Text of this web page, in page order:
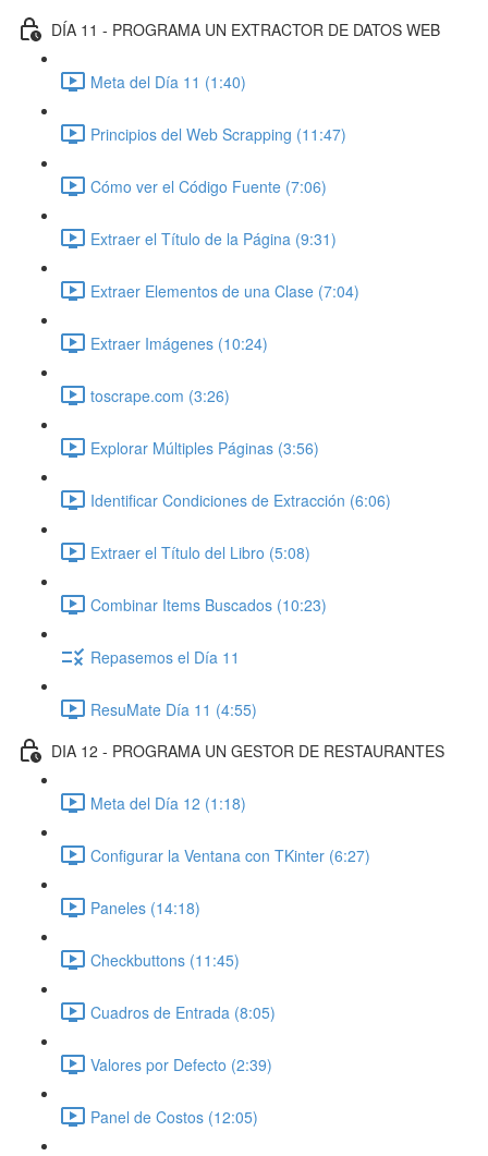
DÍA 11 - PROGRAMA UN EXTRACTOR DE DATOS WEB
Meta del Día 11 (1:40)
Principios del Web Scrapping (11:47)
Cómo ver el Código Fuente (7:06)
Extraer el Título de la Página (9:31)
Extraer Elementos de una Clase (7:04)
Extraer Imágenes (10:24)
toscrape.com (3:26)
Explorar Múltiples Páginas (3:56)
Identificar Condiciones de Extracción (6:06)
Extraer el Título del Libro (5:08)
Combinar Items Buscados (10:23)
Repasemos el Día 11
ResuMate Día 11 (4:55)
DIA 12 - PROGRAMA UN GESTOR DE RESTAURANTES
Meta del Día 12 (1:18)
Configurar la Ventana con TKinter (6:27)
Paneles (14:18)
Checkbuttons (11:45)
Cuadros de Entrada (8:05)
Valores por Defecto (2:39)
Panel de Costos (12:05)